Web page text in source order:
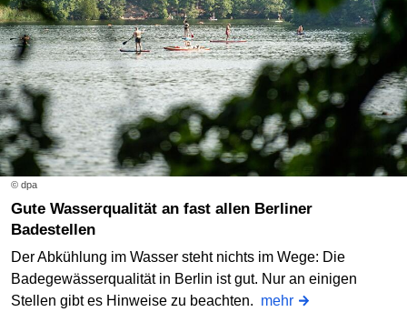
© dpa
Gute Wasserqualität an fast allen Berliner
Badestellen
Der Abkühlung im Wasser steht nichts im Wege: Die
Badegewässerqualität in Berlin ist gut. Nur an einigen
Stellen gibt es Hinweise zu beachten. mehr